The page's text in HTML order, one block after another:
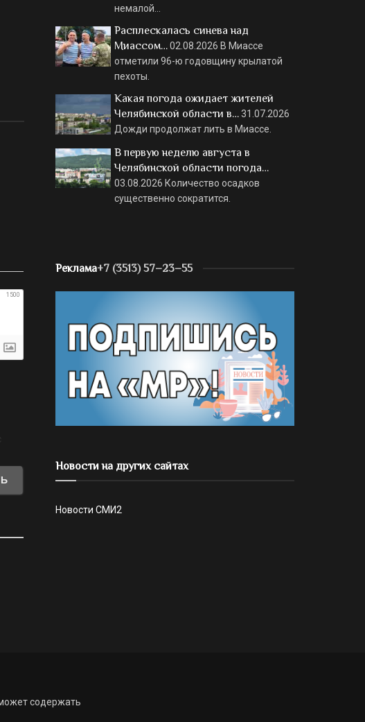
1500
немалой…
Расплескалась синева над
Миассом…02.08.2026 В Миассе
отметили 96-ю годовщину крылатой
пехоты.
Какая погода ожидает жителей
Челябинской области в…31.07.2026
Дожди продолжат лить в Миассе.
В первую неделю августа в
Челябинской области погода…
03.08.2026 Количество осадков
существенно сократится.
Реклама+7 (3513) 57–23–55
Новости на других сайтах
Новости СМИ2
содержать